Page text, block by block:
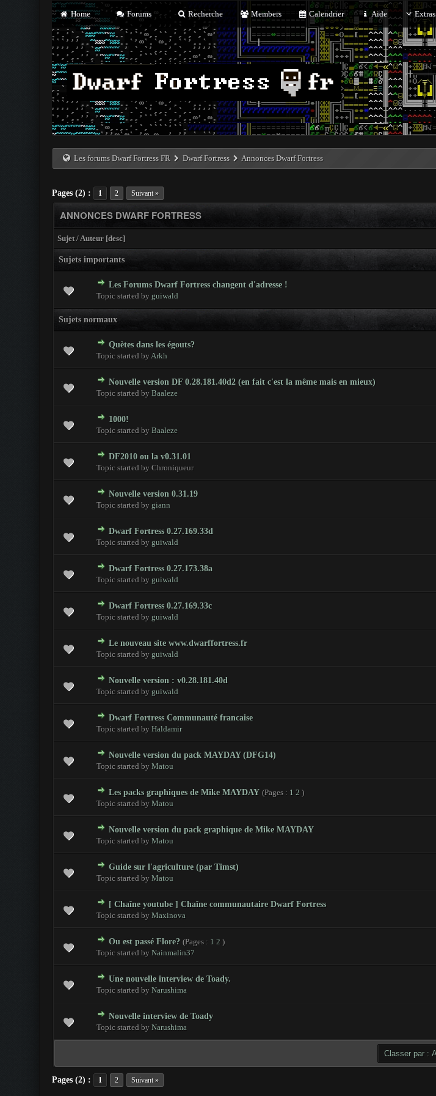
Home Forums Recherche Members Calendrier Aide Extras
Les forums Dwarf Fortress FR Dwarf Fortress Annonces Dwarf Fortress
Pages (2) : 1 2 Suivant »
ANNONCES DWARF FORTRESS
Sujet/Auteur [desc]
Sujets importants
Les Forums Dwarf Fortress changent d'adresse !
Topic started by guiwald
0 Votes - 0 sur 5 en moyenne
12345
Sujets normaux
Quètes dans les égouts?
Topic started byArkh
0 Votes - 0 sur 5 en moyenne
Nouvelle version DF 0.28.181.40d2 (en fait c'est la même mais en mieux)
Topic started by Baaleze
0 Votes - 0 sur 5 en moyenne
12345
1000!
Topic started by Baaleze
DF2010 ou la v0.31.01
Topic started by Chroniqueur
0 Votes - 0 sur 5 en moyenne
Nouvelle version 0.31.19
Topic started by giann
0 Votes - 0 sur 5 en moyenne
Dwarf Fortress 0.27.169.33d
Topic started by guiwald
0 Votes - 0 sur 5 en moyenne
Dwarf Fortress 0.27.173.38a
Topic started by guiwald
0 Votes - 0 sur 5 en moyenne
Dwarf Fortress 0.27.169.33c
Topic started by guiwald
0 Votes - 0 sur 5 en moyenne
Le nouveau site www.dwarffortress.fr
Topic started by guiwald
0 Votes - 0 sur 5 en moyenne
12345
Nouvelle version : v0.28.181.40d
Topic started by guiwald
0 Votes - 0 sur 5 en moyenne
12
Dwarf Fortress Communauté francaise
Topic started by Haldamir
0 Votes - 0 sur 5 en moyenne
12345
Nouvelle version du pack MAYDAY (DFG14)
Topic started by Matou
0 Votes - 0 sur 5 en moyenne
12345
Les packs graphiques de Mike MAYDAY (Pages : 1 2 )
Topic started by Matou
0 Votes - 0 sur 5 en moyenne
123 45
Nouvelle version du pack graphique de Mike MAYDAY
Topic started by Matou
0 Votes - 0 sur 5 en moyenne
12345
Guide sur l'agriculture (par Timst)
Topic started by Matou
0 Votes - 0 sur 5 en moyenne
1234
[ Chaîne youtube ] Chaîne communautaire Dwarf Fortress
Topic started by Maxinova
0 Votes - 0 sur 5 en moyenne
12345
Ou est passé Flore? (Pages : 1 2 )
Topic started by Nainmalin37
0 Votes - 0 sur 5 en moyenne
1
Une nouvelle interview de Toady.
Topic started by Narushima
0 Votes - 0 sur 5 en moyenne
123
Nouvelle interview de Toady
Topic started by Narushima
0 Votes - 0 sur 5 en moyenne
Pages (2) : 1 2 Suivant »